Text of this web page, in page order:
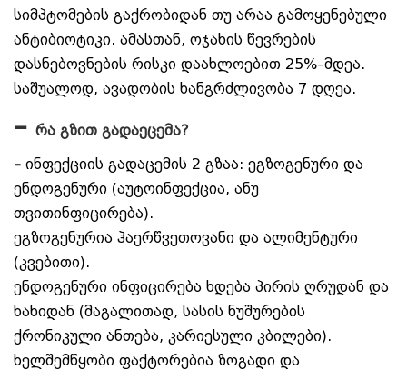
სიმპტომების გაქრობიდან თუ არაა გამოყენებული
ანტიბიოტიკი. ამასთან, ოჯახის წევრების
დასნებოვნების რისკი დაახლოებით 25%–მდეა.
საშუალოდ, ავადობის ხანგრძლივობა 7 დღეა.
– რა გზით გადაეცემა?
– ინფექციის გადაცემის 2 გზაა: ეგზოგენური და
ენდოგენური (აუტოინფექცია, ანუ
თვითინფიცირება).
ეგზოგენურია ჰაერწვეთოვანი და ალიმენტური
(კვებითი).
ენდოგენური ინფიცირება ხდება პირის ღრუდან და
ხახიდან (მაგალითად, სასის ნუშურების
ქრონიკული ანთება, კარიესული კბილები).
ხელშემწყობი ფაქტორებია ზოგადი და